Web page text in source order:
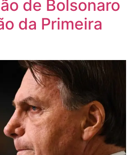
de Bolsonaro
da Primeira